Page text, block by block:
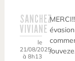
SANCHEZ
VIVIANE
le
21/08/2025
à 8h13
/